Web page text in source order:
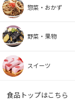
惣菜・おかず
野菜・果物
スイーツ
食品トップはこちら